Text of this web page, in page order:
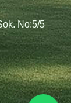
No:5/5